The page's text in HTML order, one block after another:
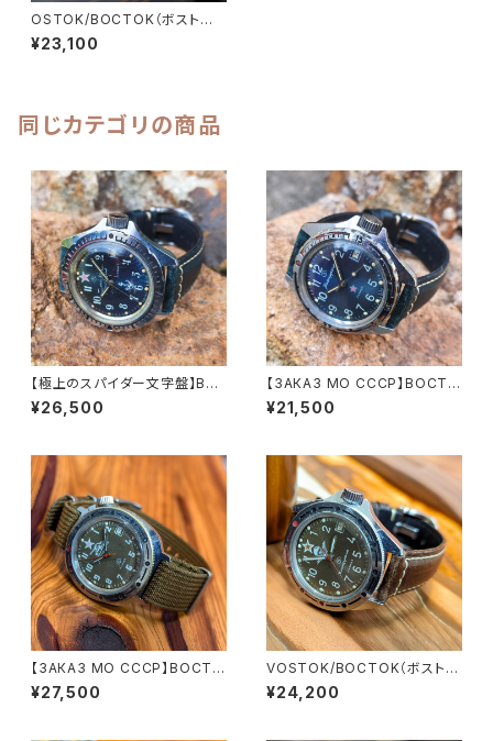
OSTOK/BOCTOK（ボストー
ク）Komandirskie/コマンダス
キー CCCP/USSR ソビエトミ
ッチ イタリアンレザー 陸軍 機
械式 手巻き 腕時【kmnd-bl1-
¥23,100
同じカテゴリの商品
【極上のスパイダー文字盤】BO
CTOK/VOSTOK（ボストーク）
Komandirskie/コマンダスキ
ークウォッチ/ヴィンテージウォッ
チ ブルー文字盤 メンズウォッチ
陸軍 機械式 手巻き 腕時【kmn
d-bl1-10】
¥26,500
【ЗАКАЗ МО СССР】BOCTO
K/VOSTOK（ボストーク）Kom
andirskie/コマンダスキー CC
ウォッチ/ヴィンテージウォッチ ブ
ルー文字盤 メンズウォッチ 陸軍
機械式 手巻き 腕時【kmnd-bl1
-9】
¥21,500
【ЗАКАЗ МО СССР】BOCTO
K（ボストーク）Komandirskie/
コマンダスキー CCCP/USSR
¥27,500
VOSTOK/BOCTOK（ボストー
ク）Komandirskie/コマンダス
キー RUS ロシアミリタリーウォ
¥24,200